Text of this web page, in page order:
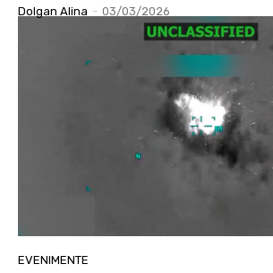
Dolgan Alina - 03/03/2026
EVENIMENTE